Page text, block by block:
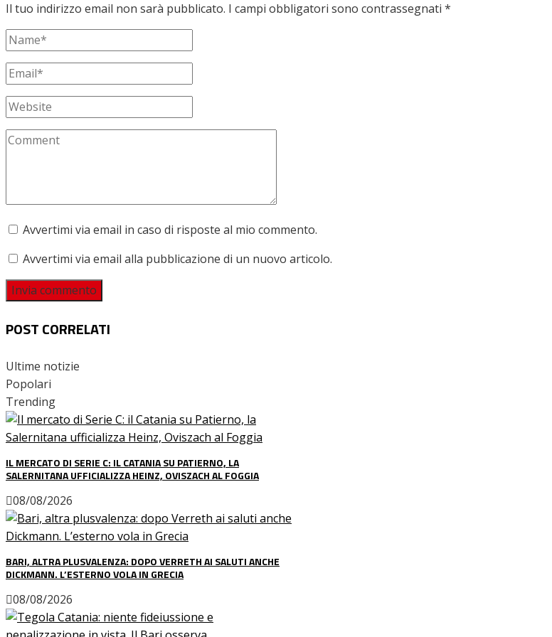
Il tuo indirizzo email non sarà pubblicato. I campi obbligatori sono contrassegnati *
Avvertimi via email in caso di risposte al mio commento.
Avvertimi via email alla pubblicazione di un nuovo articolo.
POST CORRELATI
Ultime notizie
Popolari
Trending
IL MERCATO DI SERIE C: IL CATANIA SU PATIERNO, LA
SALERNITANA UFFICIALIZZA HEINZ, OVISZACH AL FOGGIA
08/08/2026
BARI, ALTRA PLUSVALENZA: DOPO VERRETH AI SALUTI ANCHE
DICKMANN. L’ESTERNO VOLA IN GRECIA
08/08/2026